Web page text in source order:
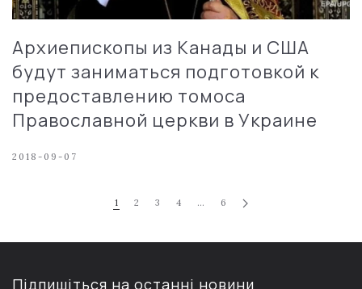
Архиепископы из Канады и США
будут заниматься подготовкой к
предоставлению томоса
Православной церкви в Украине
2018-09-07
1 2 3 4 … 6
Підпишіться на останні новини